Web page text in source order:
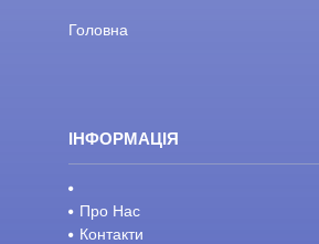
Головна
ІНФОРМАЦІЯ
Про Нас
Контакти